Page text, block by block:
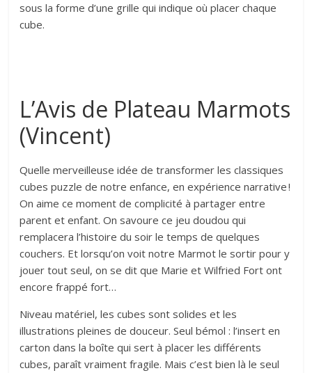
sous la forme d’une grille qui indique où placer chaque
cube.
L’Avis de Plateau Marmots
(Vincent)
Quelle merveilleuse idée de transformer les classiques
cubes puzzle de notre enfance, en expérience narrative !
On aime ce moment de complicité à partager entre
parent et enfant. On savoure ce jeu doudou qui
remplacera l’histoire du soir le temps de quelques
couchers. Et lorsqu’on voit notre Marmot le sortir pour y
jouer tout seul, on se dit que Marie et Wilfried Fort ont
encore frappé fort…
Niveau matériel, les cubes sont solides et les
illustrations pleines de douceur. Seul bémol : l’insert en
carton dans la boîte qui sert à placer les différents
cubes, paraît vraiment fragile. Mais c’est bien là le seul